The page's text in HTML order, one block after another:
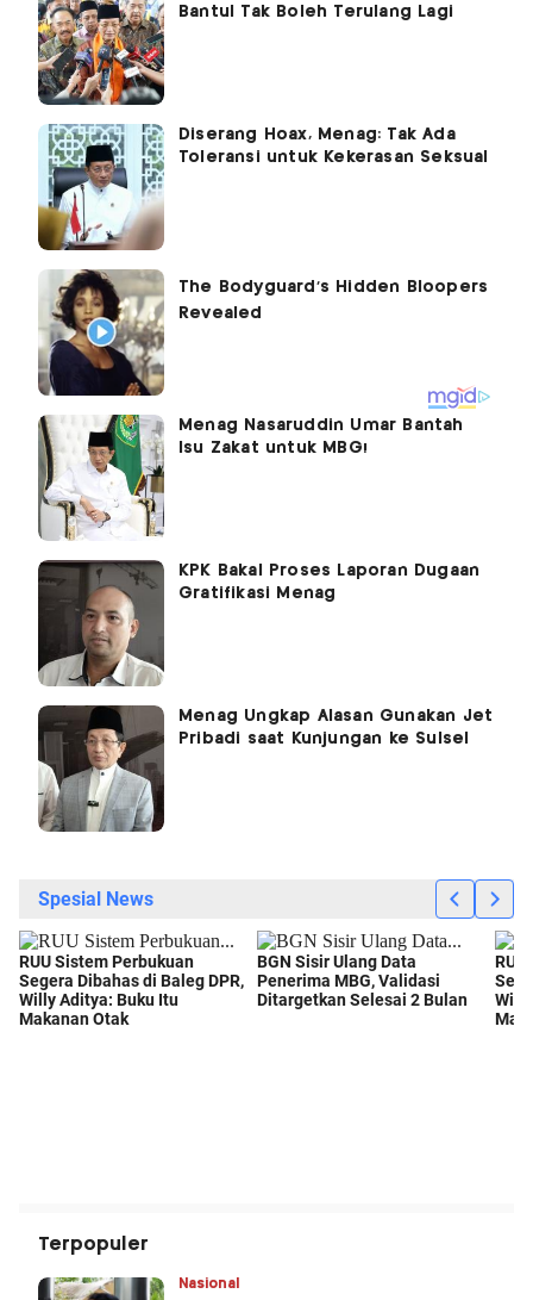
Bantul Tak Boleh Terulang Lagi
Diserang Hoax, Menag: Tak Ada
Toleransi untuk Kekerasan Seksual
Menag Nasaruddin Umar Bantah
Isu Zakat untuk MBG!
KPK Bakal Proses Laporan Dugaan
Gratifikasi Menag
Menag Ungkap Alasan Gunakan Jet
Pribadi saat Kunjungan ke Sulsel
Terpopuler
Nasional